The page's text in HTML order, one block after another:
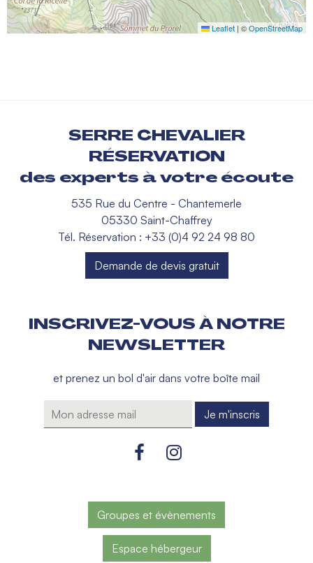
Leaflet | ©OpenStreetMap
SERRE CHEVALIER
RÉSERVATION
des experts à votre écoute
535 Rue du Centre - Chantemerle
05330 Saint-Chaffrey
Tél. Réservation : +33 (0)4 92 24 98 80
Demande de devis gratuit
INSCRIVEZ-VOUS À NOTRE
NEWSLETTER
et prenez un bol d'air dans votre boîte mail
Groupes et évènements
Espace hébergeur